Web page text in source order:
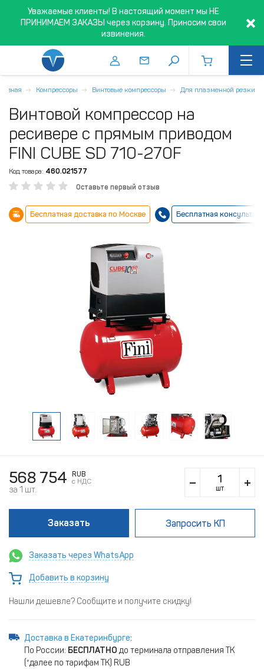
Уважаемые клиенты! В настоящий момент мы НЕ
ПРИНИМАЕМ ЗАКАЗЫ через корзину. Приносим свои
извинения.
Компрессоры Винтовые компрессоры Для плазменной резки
Винтовой компрессор на
ресивере с прямым приводом
FINI CUBE SD 710-270F
Код товара: 460.021577
Оставьте первый отзыв
Бесплатная доставка по Москве Бесплатная
568 754
RUB
c НДС
за 1 шт. шт
Заказать Запросить КП
Заказать через WhatsApp
Добавить в корзину
Нашли дешевле? Сообщите и получите скидку!
Доставка в Екатеринбурге:
По России: БЕСПЛАТНО до терминала отправления ТК
(*далее по тарифам ТК) RUB